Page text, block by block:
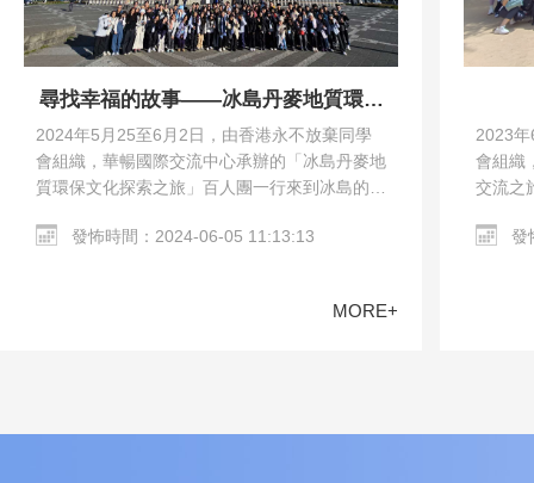
尋找幸福的故事——冰島丹麥地質環保
文化探索之旅
2024年5月25至6月2日，由香港永不放棄同學
會組織，華暢國際交流中心承辦的「冰島丹麥地
質環保文化探索之旅」百人團一行來到冰島的雷
哈根市區、Harpa…
發怖時間：2024-06-05 11:13:13
MORE+
2023
會組織
交流之
教堂發